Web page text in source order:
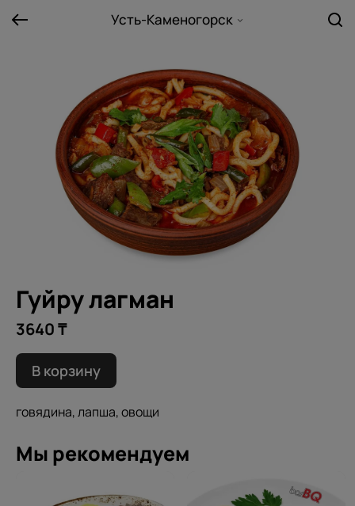
Усть-Каменогорск
Гуйру лагман
3640 ₸
В корзину
говядина, лапша, овощи
Мы рекомендуем